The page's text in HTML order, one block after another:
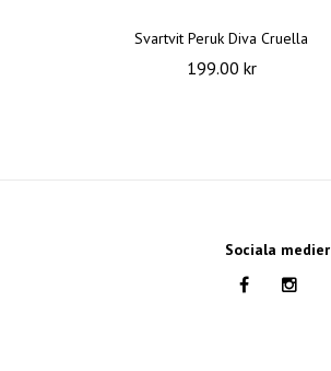
Svartvit Peruk Diva Cruella
199.00 kr
Sociala medier